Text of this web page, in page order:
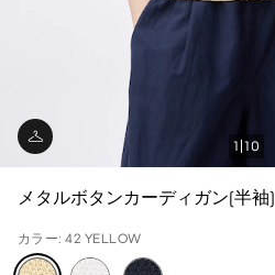
1 10
メタルボタンカーディガン(半袖)
カラー: 42 YELLOW